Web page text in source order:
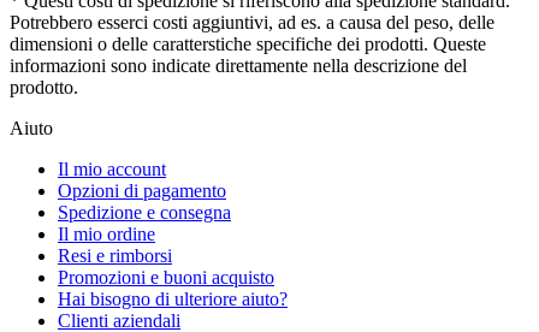
Potrebbero esserci costi aggiuntivi, ad es. a causa del peso, delle
dimensioni o delle caratterstiche specifiche dei prodotti. Queste
informazioni sono indicate direttamente nella descrizione del
prodotto.
Aiuto
Il mio account
Opzioni di pagamento
Spedizione e consegna
Il mio ordine
Resi e rimborsi
Promozioni e buoni acquisto
Hai bisogno di ulteriore aiuto?
Clienti aziendali